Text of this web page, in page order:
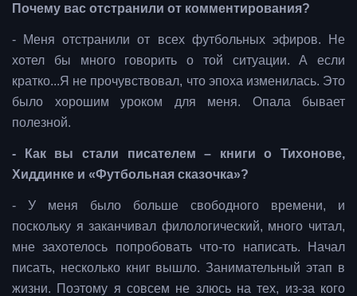
Почему вас отстранили от комментирования?
- Меня отстранили от всех футбольных эфиров. Не
хотел бы много говорить о той ситуации. А если
кратко...Я не прочувствовал, что эпоха изменилась. Это
было хорошим уроком для меня. Опала бывает
полезной.
- Как вы стали писателем – книги о Тихонове,
Хиддинке и «Футбольная сказочка»?
- У меня было больше свободного времени, и
поскольку я заканчивал филологический, много читал,
мне захотелось попробовать что-то написать. Начал
писать, несколько книг вышло. Занимательный этап в
жизни. Поэтому я совсем не злюсь на тех, из-за кого